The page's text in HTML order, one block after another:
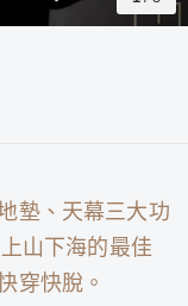
墊、天幕三大功
山下海的最佳
穿快脫。